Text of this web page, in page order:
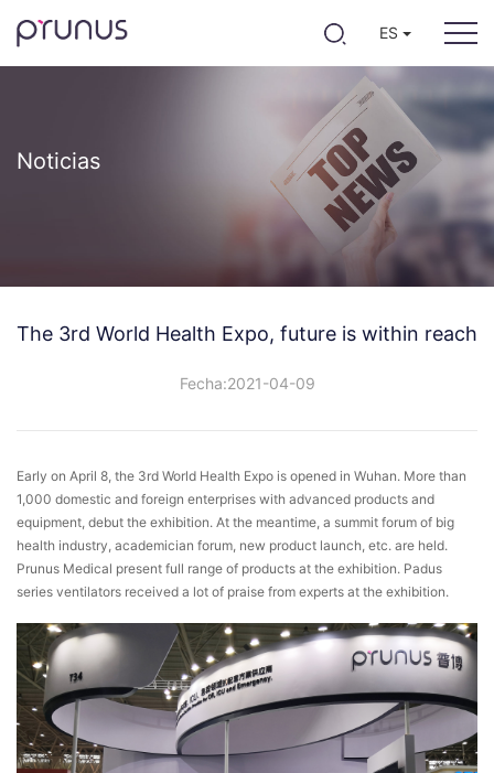
ES
Noticias
The 3rd World Health Expo, future is within reach
Fecha:2021-04-09
Early on April 8, the 3rd World Health Expo is opened in Wuhan. More than
1,000 domestic and foreign enterprises with advanced products and
equipment, debut the exhibition. At the meantime, a summit forum of big
health industry, academician forum, new product launch, etc. are held.
Prunus Medical present full range of products at the exhibition. Padus
series ventilators received a lot of praise from experts at the exhibition.